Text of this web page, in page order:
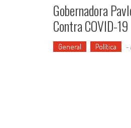
Gobernadora
Contra COVID-19
General Política -